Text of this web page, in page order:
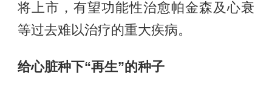
将上市，有望功能性治愈帕金森及心衰
等过去难以治疗的重大疾病。
给心脏种下“再生”的种子